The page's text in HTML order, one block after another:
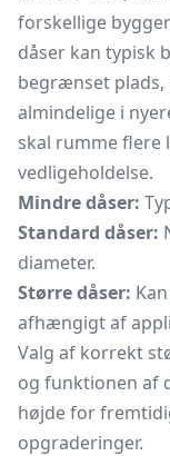
forskellige
dåser kan typisk
begrænset plads,
almindelige i
skal rumme
vedligeholdelse.
Mindre dåser:
Standard dåser:
diameter.
Større dåser:
afhængigt af
Valg af korrekt
og funktionen af
højde for
opgraderinger.